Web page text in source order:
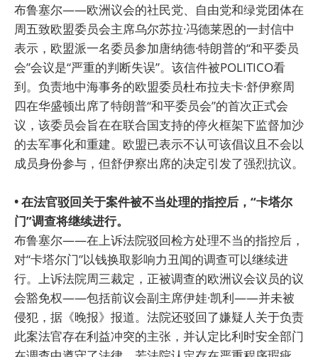
布鲁塞尔——欧洲议会的社民党、自由党和绿党团体在
周五致欧盟委员会主席乌尔苏拉·冯德莱恩的一封信中
表示，欧盟派一名委员参加唐纳德·特朗普的“和平委员
会”会议是“严重的判断失误”。该信件被POLITICO看
到。负责地中海事务的欧盟委员杜布拉夫卡·舒伊察周
四在华盛顿出席了特朗普“和平委员会”的首次正式会
议，该委员会旨在在联合国支持的停火框架下监督加沙
的去军事化和重建。欧盟已表示不认可该倡议且不会以
成员身份参与，但舒伊察出席的决定引发了强烈抗议。
• 在法官驳回关于案件被不当处理的指控后，“卡塔尔
门”调查将继续进行。
布鲁塞尔——在上诉法院驳回检方处理不当的指控后，
对“卡塔尔门”以钱换取影响力丑闻的调查可以继续进
行。上诉法院周三裁定，正被调查的欧洲议会议员的议
会豁免权——包括前议会副主席伊娃·凯利——并未被
侵犯，据《晚报》报道。法院还驳回了嫌疑人关于负责
此案法官存在利益冲突的主张，并认定比利时安全部门